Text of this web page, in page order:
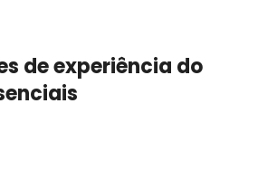
de experiência do